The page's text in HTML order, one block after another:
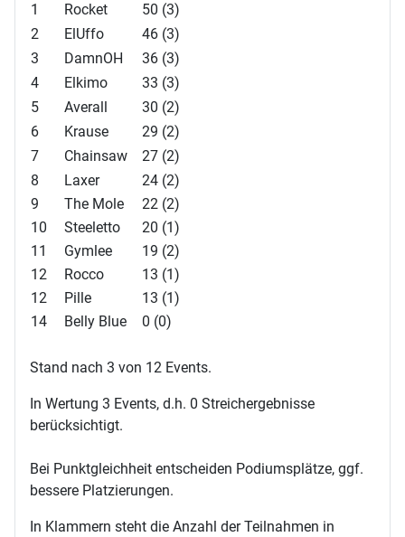
1
Rocket
50 (3)
2
ElUffo
46 (3)
3
DamnOH
36 (3)
4
Elkimo
33 (3)
5
Averall
30 (2)
6
Krause
29 (2)
7
Chainsaw
27 (2)
8
Laxer
24 (2)
9
The Mole
22 (2)
10
Steeletto
20 (1)
11
Gymlee
19 (2)
12
Rocco
13 (1)
12
Pille
13 (1)
14
Belly Blue 0 (0)
Stand nach 3 von 12 Events.
In Wertung 3 Events, d.h. 0 Streichergebnisse
berücksichtigt.
Bei Punktgleichheit entscheiden Podiumsplätze, ggf.
bessere Platzierungen.
In Klammern steht die Anzahl der Teilnahmen in